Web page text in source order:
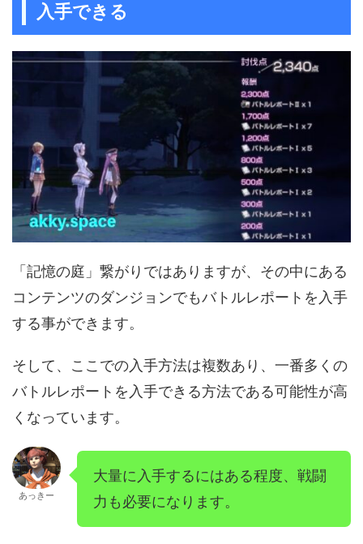
入手できる
「記憶の庭」繋がりではありますが、その中にある
コンテンツのダンジョンでもバトルレポートを入手
する事ができます。
そして、ここでの入手方法は複数あり、一番多くの
バトルレポートを入手できる方法である可能性が高
くなっています。
あっきー
大量に入手するにはある程度、戦闘
力も必要になります。